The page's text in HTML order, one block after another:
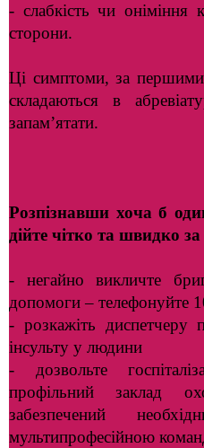
- слабкість чи оніміння
сторони.
Ці симптоми, за першими
складаються в
запам’ятати.
Розпізнавши хоча б
дійте чітко та швидко
- негайно викличте
допомоги – телефонуйте
- розкажіть диспетчеру
інсульту у людини
- дозвольте
профільний заклад
забезпечений
мультипрофесійною